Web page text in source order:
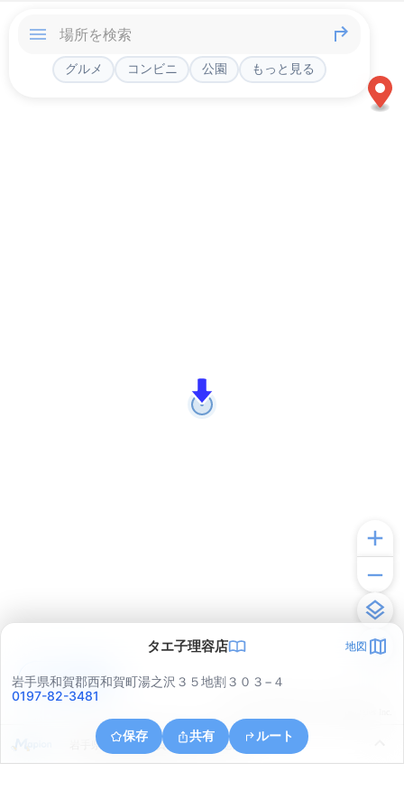
グルメ コンビニ 公園 もっと見る
タエ子理容店 地図
岩手県和賀郡西和賀町湯之沢３５地割３０３−４
0197-82-3481
保存 共有 ルート
岩手県和賀郡西和賀町川尻４０地割
アプリで見る